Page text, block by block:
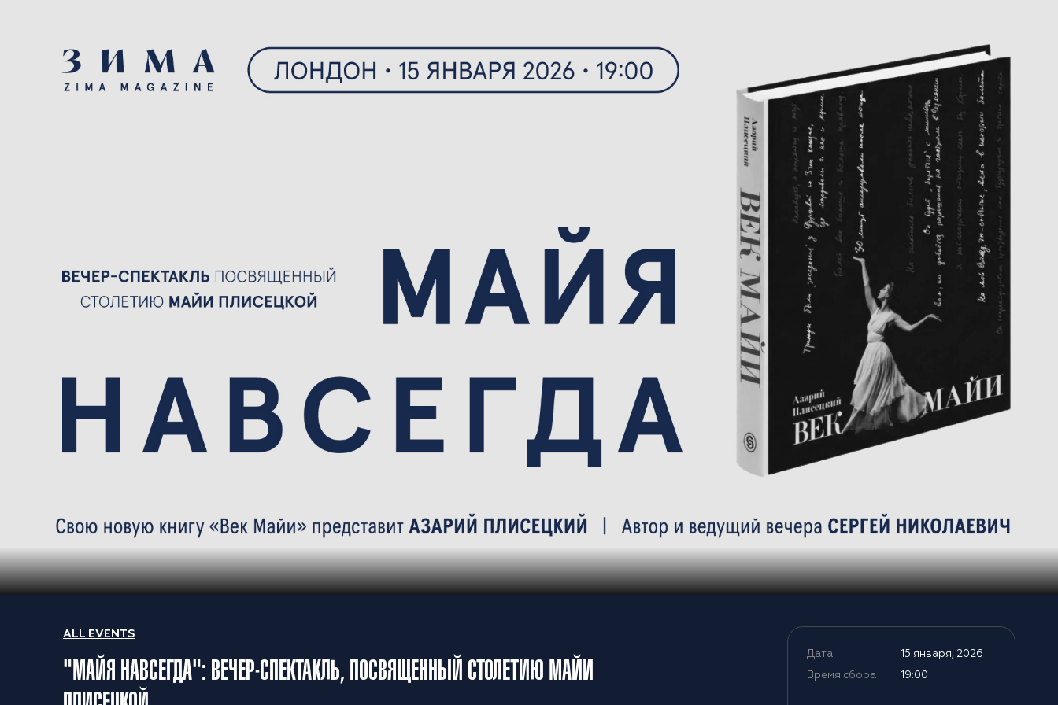
ALL EVENTS
"МАЙЯ НАВСЕГДА": ВЕЧЕР-СПЕКТАКЛЬ, ПОСВЯЩЕННЫЙ СТОЛЕТИЮ МАЙИ
Дата 15 января, 2026
Время сбора 19:00